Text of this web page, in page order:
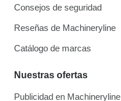
Consejos de seguridad
Reseñas de Machineryline
Catálogo de marcas
Nuestras ofertas
Publicidad en Machineryline